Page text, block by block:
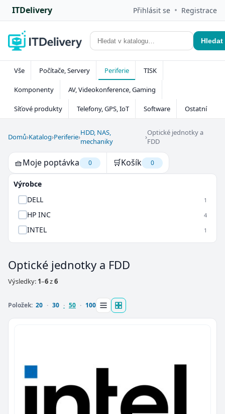
ITDelivery Přihlásit se • Registrace
Hledat
Vše Počítače, Servery Periferie TISK
Komponenty AV, Videokonference, Gaming
Síťové produkty Telefony, GPS, IoT Software Ostatní
Domů›Katalog›Periferie›HDD, NAS,
mechaniky
›Optické jednotky a
FDD
🧺Moje poptávka 0 🛒Košík 0
Výrobce
DELL
1
HP INC 4
INTEL 1
Optické jednotky a FDD
Výsledky: 1–6z6
Položek: 20 30 50 100